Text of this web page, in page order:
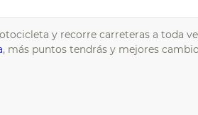
y recorre carreteras a toda
, más puntos tendrás y mejores